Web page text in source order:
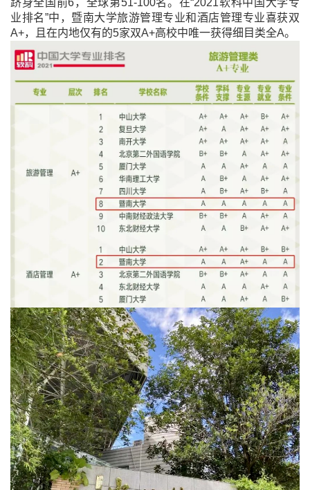
跻身全国前6，全球第51-100名。在“2021软科中国大学专
业排名”中，暨南大学旅游管理专业和酒店管理专业喜获双
A+，且在内地仅有的5家双A+高校中唯一获得细目类全A。